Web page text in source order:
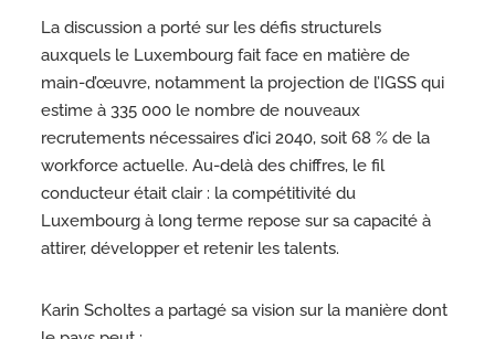
La discussion a porté sur les défis structurels
auxquels le Luxembourg fait face en matière de
main-d’œuvre, notamment la projection de l’IGSS qui
estime à 335 000 le nombre de nouveaux
recrutements nécessaires d’ici 2040, soit 68 % de la
workforce actuelle. Au-delà des chiffres, le fil
conducteur était clair : la compétitivité du
Luxembourg à long terme repose sur sa capacité à
attirer, développer et retenir les talents.
Karin Scholtes a partagé sa vision sur la manière dont